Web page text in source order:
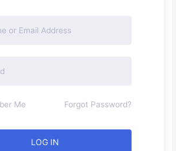
Me Forgot Password?